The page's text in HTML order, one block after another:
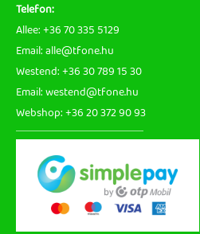
Telefon:
Allee: +36 70 335 5129
Email: alle@tfone.hu
Westend: +36 30 789 15 30
Email: westend@tfone.hu
Webshop: +36 20 372 90 93